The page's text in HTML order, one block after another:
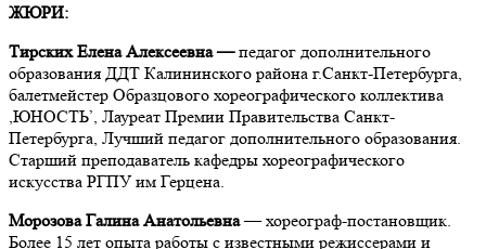
ЖЮРИ:
Тирских Елена Алексеевна —педагог дополнительного
образования ДДТ Калининского района г.Санкт-Петербурга,
балетмейстер Образцового хореографического коллектива
,ЮНОСТЬ’, Лауреат Премии Правительства Санкт-
Петербурга, Лучший педагог дополнительного образования.
Старший преподаватель кафедры хореографического
искусства РГПУ им Герцена.
Морозова Галина Анатольевна— хореограф-постановщик.
Более 15 лет опыта работы с известными режиссерами и